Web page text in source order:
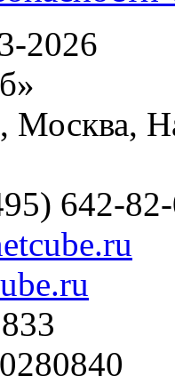
2026
Москва,
642-